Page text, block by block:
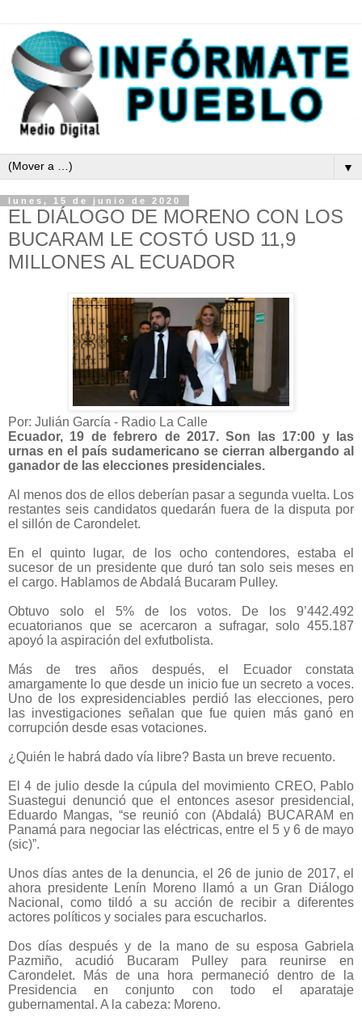
▼
lunes, 15 de junio de 2020
EL DIÁLOGO DE MORENO CON LOS
BUCARAM LE COSTÓ USD 11,9
MILLONES AL ECUADOR
Por: Julián García - Radio La Calle
Ecuador, 19 de febrero de 2017. Son las 17:00 y las
urnas en el país sudamericano se cierran albergando al
ganador de las elecciones presidenciales.
Al menos dos de ellos deberían pasar a segunda vuelta. Los
restantes seis candidatos quedarán fuera de la disputa por
el sillón de Carondelet.
En el quinto lugar, de los ocho contendores, estaba el
sucesor de un presidente que duró tan solo seis meses en
el cargo. Hablamos de Abdalá Bucaram Pulley.
Obtuvo solo el 5% de los votos. De los 9’442.492
ecuatorianos que se acercaron a sufragar, solo 455.187
apoyó la aspiración del exfutbolista.
Más de tres años después, el Ecuador constata
amargamente lo que desde un inicio fue un secreto a voces.
Uno de los expresidenciables perdió las elecciones, pero
las investigaciones señalan que fue quien más ganó en
corrupción desde esas votaciones.
¿Quién le habrá dado vía libre? Basta un breve recuento.
El 4 de julio desde la cúpula del movimiento CREO, Pablo
Suastegui denunció que el entonces asesor presidencial,
Eduardo Mangas, “se reunió con (Abdalá) BUCARAM en
Panamá para negociar las eléctricas, entre el 5 y 6 de mayo
(sic)”.
Unos días antes de la denuncia, el 26 de junio de 2017, el
ahora presidente Lenín Moreno llamó a un Gran Diálogo
Nacional, como tildó a su acción de recibir a diferentes
actores políticos y sociales para escucharlos.
Dos días después y de la mano de su esposa Gabriela
Pazmiño, acudió Bucaram Pulley para reunirse en
Carondelet. Más de una hora permaneció dentro de la
Presidencia en conjunto con todo el aparataje
gubernamental. A la cabeza: Moreno.